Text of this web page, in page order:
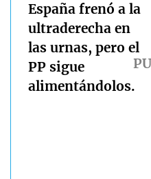
España frenó a la
ultraderecha en
las urnas, pero el
PP sigue
alimentándolos.